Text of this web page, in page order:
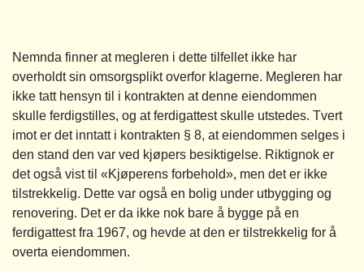
Nemnda finner at megleren i dette tilfellet ikke har
overholdt sin omsorgsplikt overfor klagerne. Megleren har
ikke tatt hensyn til i kontrakten at denne eiendommen
skulle ferdigstilles, og at ferdigattest skulle utstedes. Tvert
imot er det inntatt i kontrakten § 8, at eiendommen selges i
den stand den var ved kjøpers besiktigelse. Riktignok er
det også vist til «Kjøperens forbehold», men det er ikke
tilstrekkelig. Dette var også en bolig under utbygging og
renovering. Det er da ikke nok bare å bygge på en
ferdigattest fra 1967, og hevde at den er tilstrekkelig for å
overta eiendommen.